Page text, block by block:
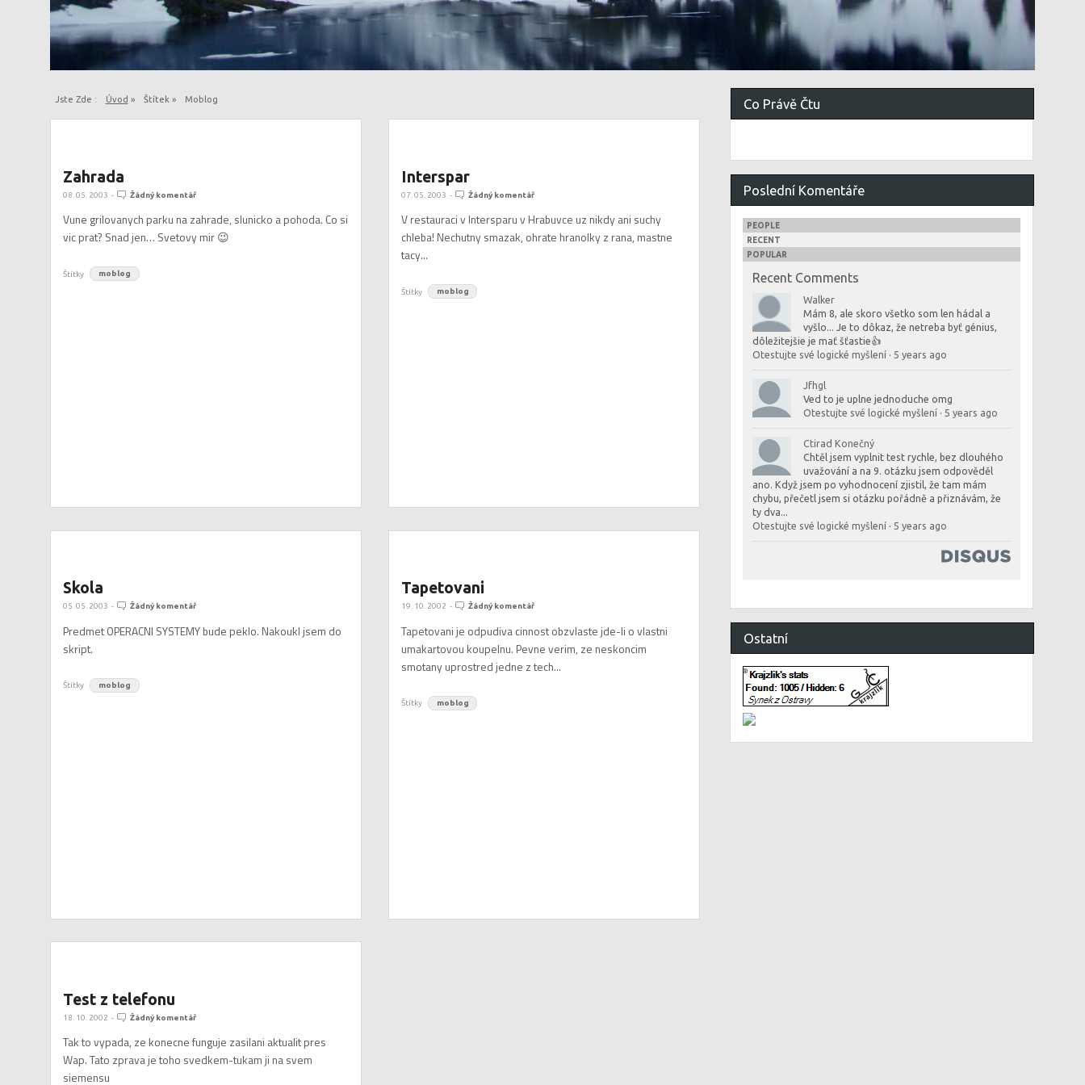
Jste Zde : Úvod » Štítek » Moblog
Zahrada
08. 05. 2003 - Žádný komentář
Vune grilovanych parku na zahrade, slunicko a pohoda. Co si
vic prat? Snad jen… Svetovy mir 😉
Štítky moblog
Interspar
07. 05. 2003 - Žádný komentář
V restauraci v Intersparu v Hrabuvce uz nikdy ani suchy
chleba! Nechutny smazak, ohrate hranolky z rana, mastne
tacy...
Štítky moblog
Skola
05. 05. 2003 - Žádný komentář
Predmet OPERACNI SYSTEMY bude peklo. Nakoukl jsem do
skript.
Štítky moblog
Tapetovani
19. 10. 2002 - Žádný komentář
Tapetovani je odpudiva cinnost obzvlaste jde-li o vlastni
umakartovou koupelnu. Pevne verim, ze neskoncim
smotany uprostred jedne z tech...
Štítky moblog
Test z telefonu
18. 10. 2002 - Žádný komentář
Tak to vypada, ze konecne funguje zasilani aktualit pres
Wap. Tato zprava je toho svedkem-tukam ji na svem
siemensu
Co Právě Čtu
Poslední Komentáře
PEOPLE
RECENT
POPULAR
Recent Comments
Walker
Mám 8, ale skoro všetko som len hádal a
vyšlo... Je to dôkaz, že netreba byť génius,
dôležitejšie je mať šťastie👍
Otestujte své logické myšlení· 5 years ago
Jfhgl
Ved to je uplne jednoduche omg
Otestujte své logické myšlení· 5 years ago
Ctirad Konečný
Chtěl jsem vyplnit test rychle, bez dlouhého
uvažování a na 9. otázku jsem odpověděl
ano. Když jsem po vyhodnocení zjistil, že tam mám
chybu, přečetl jsem si otázku pořádně a přiznávám, že
ty dva...
Otestujte své logické myšlení· 5 years ago
Ostatní